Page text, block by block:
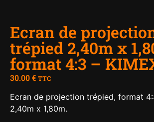
Ecran de
trépied 2,40m x
format 4:3 –
30.00€ TTC
Ecran de projection trépied, format
2,40m x 1,80m.